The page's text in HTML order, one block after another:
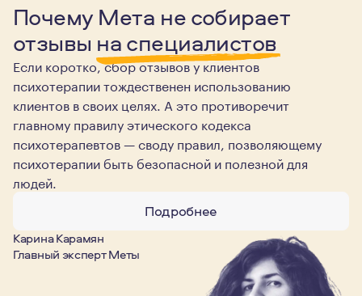
Почему Мета не собирает
отзывы на специалистов
Если коротко, сбор отзывов у клиентов
психотерапии тождественен использованию
клиентов в своих целях. А это противоречит
главному правилу этического кодекса
психотерапевтов — своду правил, позволяющему
психотерапии быть безопасной и полезной для
людей.
Подробнее
Карина Карамян
Главный эксперт Меты